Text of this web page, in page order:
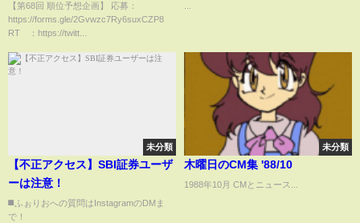
【第68回 順位予想企画】 応募：
https://forms.gle/2Gvwzc7Ry6suxCZP8
RT ：https://twitt...
未分類
【不正アクセス】SBI証券ユーザ
ーは注意！
◼️ふぉりおへの質問はInstagramのDMま
で！
未分類
木曜日のCM集 '88/10
1988年10月 CMとニュース...